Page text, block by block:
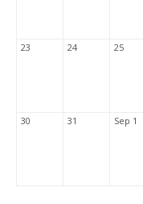
23 24 25
30 31 Sep 1